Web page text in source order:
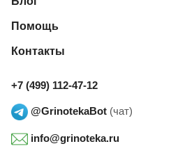
Помощь
Контакты
+7 (499) 112-47-12
@GrinotekaBot (чат)
info@grinoteka.ru